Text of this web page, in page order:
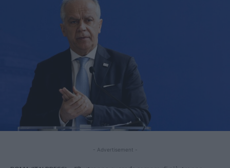
- Advertisement -